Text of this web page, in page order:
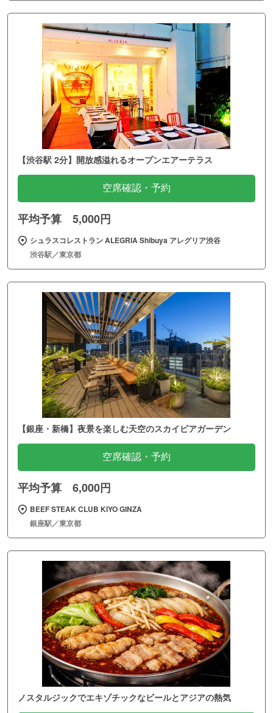
【渋谷駅 2分】開放感溢れるオープンエアーテラス
空席確認・予約
平均予算 5,000円
シュラスコレストラン ALEGRIA Shibuya アレグリア渋谷
渋谷駅／東京都
【銀座・新橋】夜景を楽しむ天空のスカイビアガーデン
空席確認・予約
平均予算 6,000円
BEEF STEAK CLUB KIYO GINZA
銀座駅／東京都
ノスタルジックでエキゾチックなビールとアジアの熱気